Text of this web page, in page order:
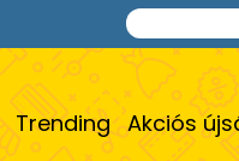
Trending Akciós